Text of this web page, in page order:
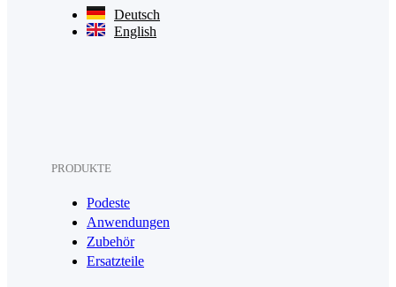
Deutsch
English
PRODUKTE
Podeste
Anwendungen
Zubehör
Ersatzteile